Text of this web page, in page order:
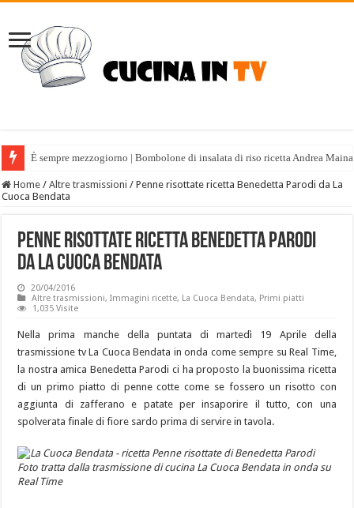
È sempre mezzogiorno | Bombolone di insalata di riso ricetta Andrea
Home / Altre trasmissioni / Penne risottate ricetta Benedetta Parodi da La
Cuoca Bendata
Penne risottate ricetta Benedetta Parodi
da La Cuoca Bendata
20/04/2016
Altre trasmissioni,Immagini ricette, La Cuoca Bendata, Primi piatti
1,035 Visite
Nella prima manche della puntata di martedì 19 Aprile della
trasmissione tv La Cuoca Bendata in onda come sempre su Real Time,
la nostra amica Benedetta Parodi ci ha proposto la buonissima ricetta
di un primo piatto di penne cotte come se fossero un risotto con
aggiunta di zafferano e patate per insaporire il tutto, con una
spolverata finale di fiore sardo prima di servire in tavola.
Foto tratta dalla trasmissione di cucina La Cuoca Bendata in onda su
Real Time